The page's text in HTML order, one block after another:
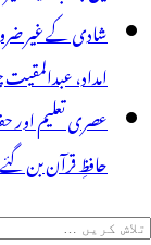
امداد، عبدالمقیت
عصری تعلیم اور
حافظِ قرآن بن گئے
تلاش